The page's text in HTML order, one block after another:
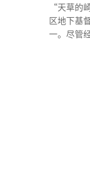
“天草的
区地下基
一。尽管